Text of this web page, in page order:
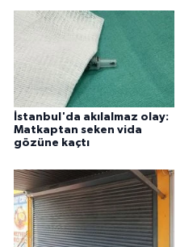
İstanbul'da akılalmaz olay:
Matkaptan seken vida
gözüne kaçtı